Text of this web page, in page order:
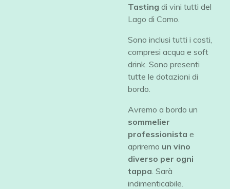
Tasting di vini tutti del
Lago di Como.
Sono inclusi tutti i costi,
compresi acqua e soft
drink. Sono presenti
tutte le dotazioni di
bordo.
Avremo a bordo un
sommelier
professionista e
apriremo un vino
diverso per ogni
tappa. Sarà
indimenticabile.